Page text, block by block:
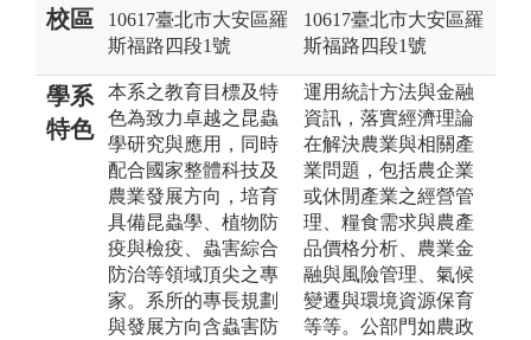
校區
10617臺北市大安區羅
斯福路四段1號
10617臺北市大安區羅
斯福路四段1號
學系
特色
本系之教育目標及特
色為致力卓越之昆蟲
學研究與應用，同時
配合國家整體科技及
農業發展方向，培育
具備昆蟲學、植物防
疫與檢疫、蟲害綜合
防治等領域頂尖之專
家。系所的專長規劃
與發展方向含蟲害防
運用統計方法與金融
資訊，落實經濟理論
在解決農業與相關產
業問題，包括農企業
或休閒產業之經營管
理、糧食需求與農產
品價格分析、農業金
融與風險管理、氣候
變遷與環境資源保育
等等。公部門如農政